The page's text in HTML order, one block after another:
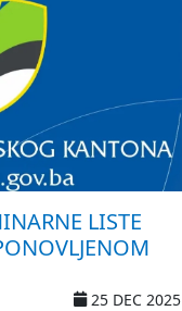
LISTE
25 DEC 2025